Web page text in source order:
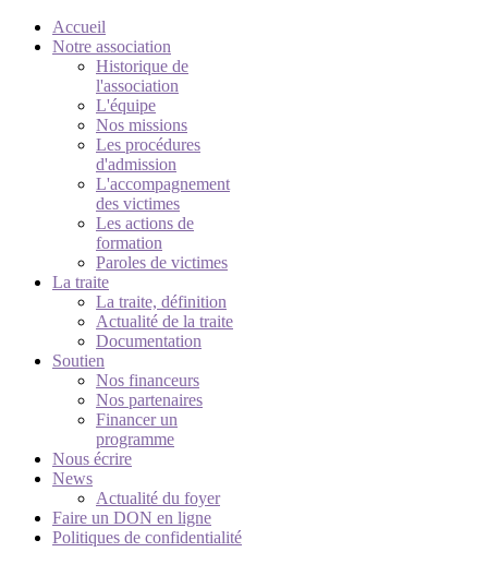
Accueil
Notre association
Historique de
l'association
L'équipe
Nos missions
Les procédures
d'admission
L'accompagnement
des victimes
Les actions de
formation
Paroles de victimes
La traite
La traite, définition
Actualité de la traite
Documentation
Soutien
Nos financeurs
Nos partenaires
Financer un
programme
Nous écrire
News
Actualité du foyer
Faire un DON en ligne
Politiques de confidentialité